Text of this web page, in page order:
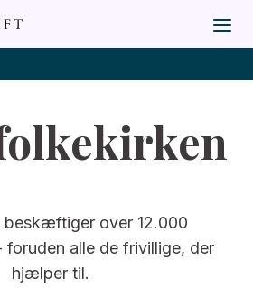
beskæftiger over 12.000
foruden alle de frivillige, der
hjælper til.